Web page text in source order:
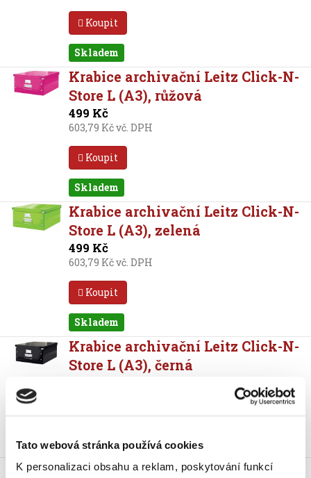
Tato webová stránka používá cookies
K personalizaci obsahu a reklam, poskytování funkcí
Koupit
Skladem
Krabice archivační Leitz Click-N-
Store L (A3), růžová
499 Kč
603,79 Kč vč. DPH
Koupit
Skladem
Krabice archivační Leitz Click-N-
Store L (A3), zelená
499 Kč
603,79 Kč vč. DPH
Koupit
Skladem
Krabice archivační Leitz Click-N-
Store L (A3), černá
Krabice archivační Leitz Click-N-